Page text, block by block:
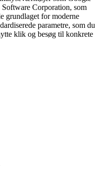
Corporation, som
grundlaget for moderne
parametre, som du
klik og besøg til konkrete